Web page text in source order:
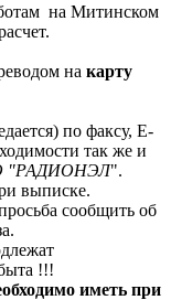
на Митинском
на карту
по факсу, E-
так же и
"РАДИОНЭЛ".
выписке.
сообщить об
!!!
иметь при